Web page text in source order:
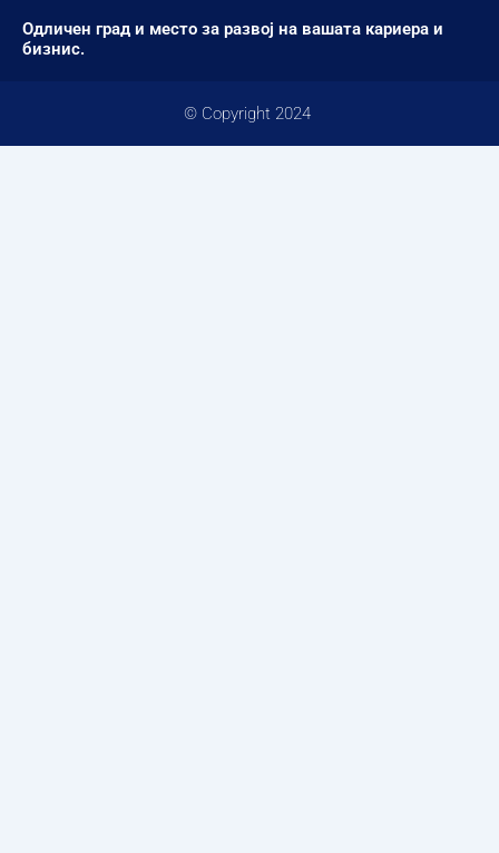
Одличен град и место за развој на вашата кариера и
бизнис.
© Copyright 2024